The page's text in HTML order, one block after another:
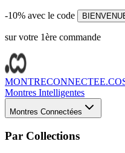
-10% avec le code
sur votre 1ère commande
MONTRECONNECTEE.CO
Montres Intelligentes
Montres Connectées
Par Collections